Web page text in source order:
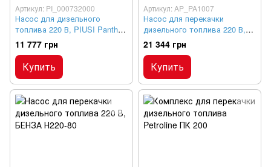
Артикул: PI_000732000
Насос для дизельного
топлива 220 В, PIUSI Panther
72
11 777 грн
Купить
Артикул: AP_PA1007
Насос для перекачки
дизельного топлива 220 В,
PA2 220-100
21 344 грн
Купить